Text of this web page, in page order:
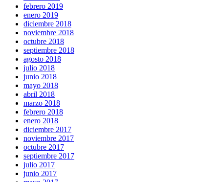
febrero 2019
enero 2019
diciembre 2018
noviembre 2018
octubre 2018
septiembre 2018
agosto 2018
julio 2018
junio 2018
mayo 2018
abril 2018
marzo 2018
febrero 2018
enero 2018
diciembre 2017
noviembre 2017
octubre 2017
septiembre 2017
julio 2017
junio 2017